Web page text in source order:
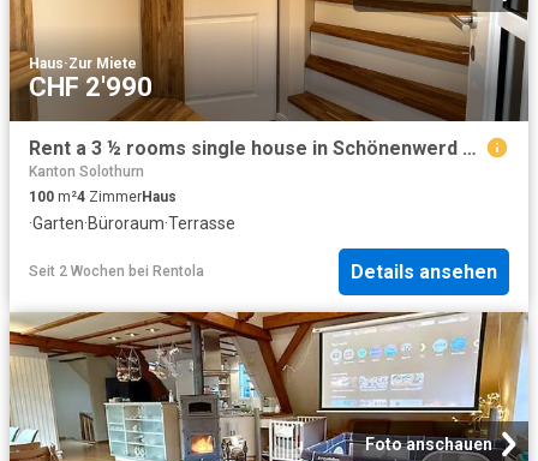
Haus·Zur Miete
CHF 2'990
Rent a 3 ½ rooms single house in Schönenwerd Flatfox
Kanton Solothurn
100 m²4 ZimmerHaus
·Garten·Büroraum·Terrasse
Seit 2 Wochen bei Rentola Details ansehen
Foto anschauen